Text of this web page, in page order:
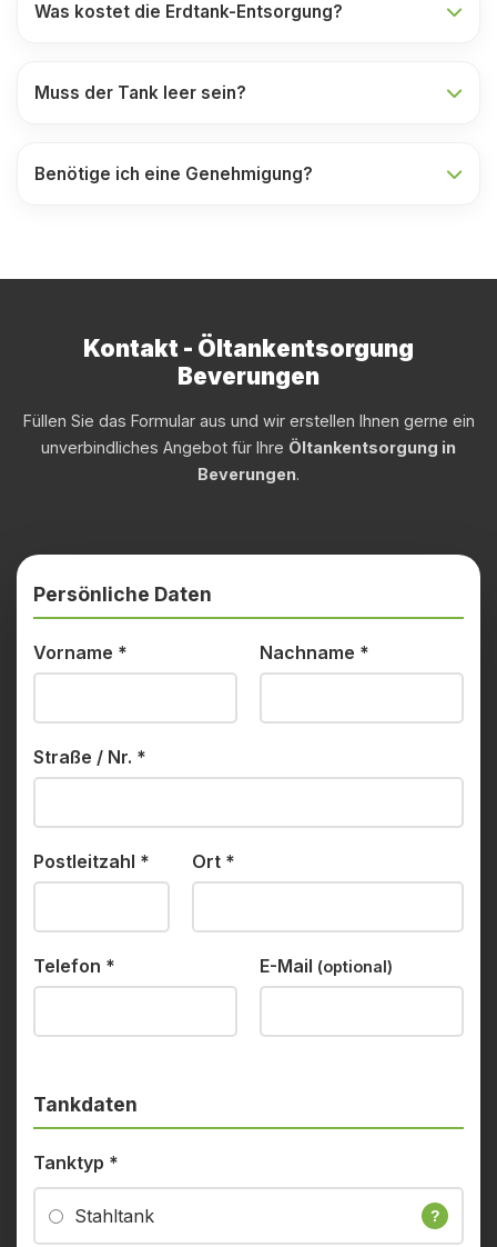
Was kostet die Erdtank-Entsorgung?
Muss der Tank leer sein?
Benötige ich eine Genehmigung?
Kontakt - Öltankentsorgung
Beverungen
Füllen Sie das Formular aus und wir erstellen Ihnen gerne ein
unverbindliches Angebot für Ihre Öltankentsorgung in
Beverungen.
Persönliche Daten
Vorname * Nachname *
Straße / Nr. *
Postleitzahl * Ort *
Telefon * E-Mail (optional)
Tankdaten
Tanktyp *
Stahltank ?